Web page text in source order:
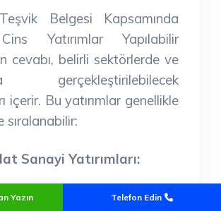
Belgesi Kapsamında
Yatırımlar Yapılabilir
cevabı, belirli sektörlerde ve
gerçekleştirilebilecek
içerir. Bu yatırımlar genellikle
sıralanabilir:
Sanayi Yatırımları:
Belgesi kapsamında,
Yazın Telefon Edin